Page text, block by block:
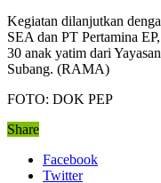
Kegiatan dilanjutkan
SEA dan PT Pertamina
30 anak yatim dari
Subang. (RAMA)
FOTO: DOK PEP
Share
Facebook
Twitter